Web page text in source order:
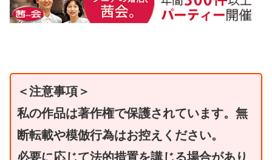
＜注意事項＞
私の作品は著作権で保護されています。無
断転載や模倣行為はお控えください。
必要に応じて法的措置を講じる場合があり